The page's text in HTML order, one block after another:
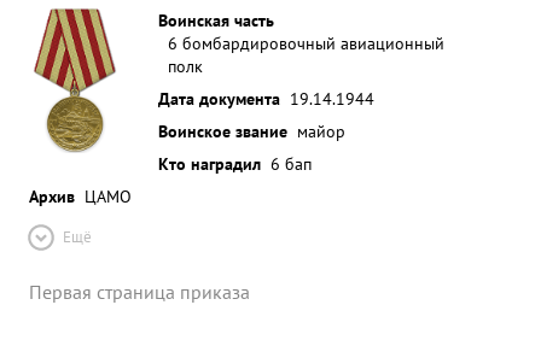
Воинская часть
6 бомбардировочный авиационный
полк
Дата документа 19.14.1944
Воинское звание майор
Кто наградил 6 бап
Архив ЦАМО
Ещё
Первая страница приказа